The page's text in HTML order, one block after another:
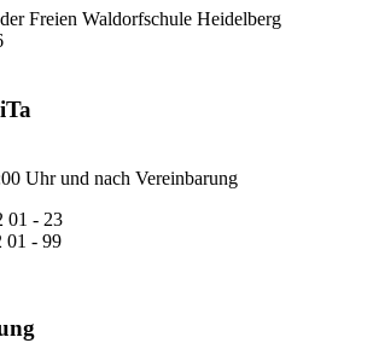
Freien Waldorfschule Heidelberg
Uhr und nach Vereinbarung
01 - 23
01 - 99